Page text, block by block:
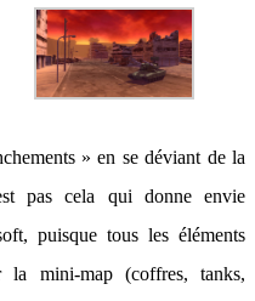
» en se déviant de la
pas cela qui donne envie
puisque tous les éléments
mini-map (coffres, tanks,